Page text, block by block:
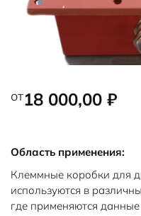
от18 000,00 ₽
Область применения:
Клеммные коробки для
используются в
где применяются